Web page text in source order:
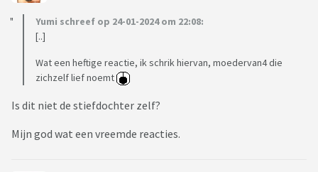
Yumi schreef op 24-01-2024 om 22:08:
[..]
Wat een heftige reactie, ik schrik hiervan, moedervan4 die
zichzelf lief noemt
Is dit niet de stiefdochter zelf?
Mijn god wat een vreemde reacties.